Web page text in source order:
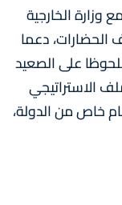
2018 بالتعاون مع وزارة الخارجية
الحضارات، دعما
على الصعيد
الاستراتيجي
خاص من الدولة،